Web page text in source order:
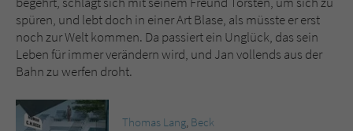
spüren, und lebt doch in einer Art Blase, als müsste er erst
noch zur Welt kommen. Da passiert ein Unglück, das sein
Leben für immer verändern wird, und Jan vollends aus der
Bahn zu werfen droht.
Thomas Lang, Beck
Sicherheitscode des Kontaktformulars zu
überprüfen.